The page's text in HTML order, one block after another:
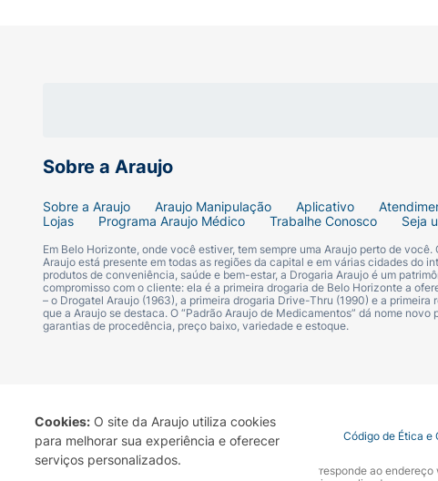
Cookies: O site da Araujo utiliza cookies
para melhorar sua experiência e oferecer
serviços personalizados.
Sobre a Araujo
Sobre a Araujo Araujo Manipulação Aplicativo
Lojas
Programa Araujo Médico Trabalhe Conosco Seja
Em Belo Horizonte, onde você estiver, tem sempre uma Araujo perto de
Araujo está presente em todas as regiões da capital e em várias cidades do
produtos de conveniência, saúde e bem-estar, a Drogaria Araujo é um
compromisso com o cliente: ela é a primeira drogaria de Belo Horizonte a
– o Drogatel Araujo (1963), a primeira drogaria Drive-Thru (1990) e a
que a Araujo se destaca. O “Padrão Araujo de Medicamentos” dá nome
garantias de procedência, preço baixo, variedade e estoque.
Termo de Uso Portal da Privacidade Covid-19 Código de Ética e
A Drogaria Araujo S/A informa que o seu site oficial corresponde ao